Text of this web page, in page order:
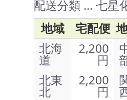
配送分類 … 七星
地域
宅配便
北海
道
2,200
円
北東
北
2,200
円